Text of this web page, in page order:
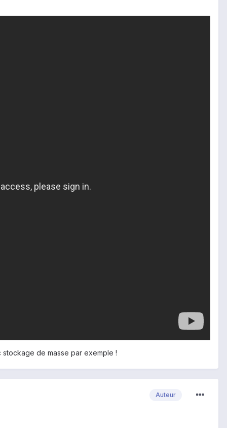
de masse par exemple !
Auteur